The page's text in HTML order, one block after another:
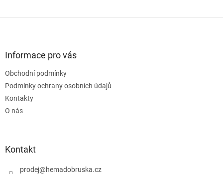
Informace pro vás
Obchodní podmínky
Podmínky ochrany osobních údajů
Kontakty
O nás
Kontakt
prodej@hemadobruska.cz